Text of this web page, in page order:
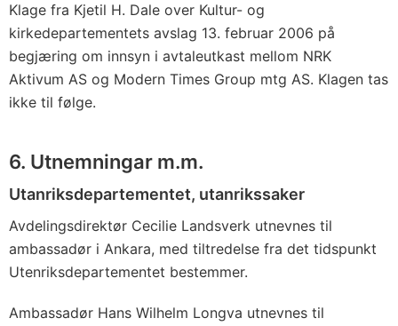
Klage fra Kjetil H. Dale over Kultur- og
kirkedepartementets avslag 13. februar 2006 på
begjæring om innsyn i avtaleutkast mellom NRK
Aktivum AS og Modern Times Group mtg AS. Klagen tas
ikke til følge.
6. Utnemningar m.m.
Utanriksdepartementet, utanrikssaker
Avdelingsdirektør Cecilie Landsverk utnevnes til
ambassadør i Ankara, med tiltredelse fra det tidspunkt
Utenriksdepartementet bestemmer.
Ambassadør Hans Wilhelm Longva utnevnes til